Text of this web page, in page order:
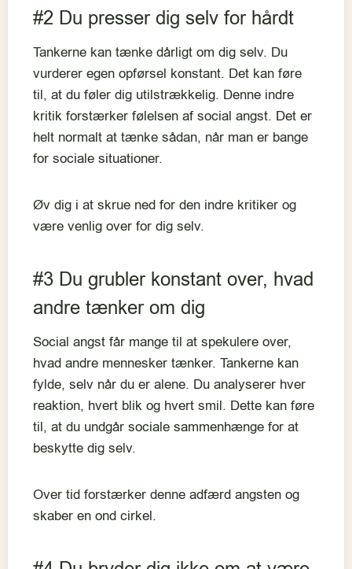
#2 Du presser dig selv for hårdt
Tankerne kan tænke dårligt om dig selv. Du
vurderer egen opførsel konstant. Det kan føre
til, at du føler dig utilstrækkelig. Denne indre
kritik forstærker følelsen af social angst. Det er
helt normalt at tænke sådan, når man er bange
for sociale situationer.
Øv dig i at skrue ned for den indre kritiker og
være venlig over for dig selv.
#3 Du grubler konstant over, hvad
andre tænker om dig
Social angst får mange til at spekulere over,
hvad andre mennesker tænker. Tankerne kan
fylde, selv når du er alene. Du analyserer hver
reaktion, hvert blik og hvert smil. Dette kan føre
til, at du undgår sociale sammenhænge for at
beskytte dig selv.
Over tid forstærker denne adfærd angsten og
skaber en ond cirkel.